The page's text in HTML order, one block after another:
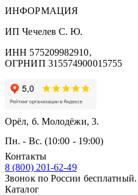
ИНФОРМАЦИЯ
ИП Чечелев С. Ю.
ИНН 575209982910,
ОГРНИП 315574900015755
Орёл, б. Молодёжи, 3.
Пн. - Вс. (10:00 - 19:00)
Контакты
8 (800) 201-62-49
Звонок по России бесплатный.
Каталог